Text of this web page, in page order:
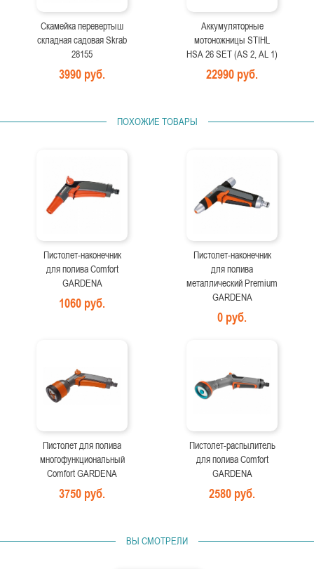
Скамейка перевертыш
складная садовая Skrab
28155
3990 руб.
Аккумуляторные
мотоножницы STIHL
HSA 26 SET (AS 2, AL 1)
22990 руб.
ПОХОЖИЕ ТОВАРЫ
Пистолет-наконечник
для полива Comfort
GARDENA
1060 руб.
Пистолет-наконечник
для полива
металлический Premium
GARDENA
0 руб.
Пистолет для полива
многофункциональный
Comfort GARDENA
3750 руб.
Пистолет-распылитель
для полива Comfort
GARDENA
2580 руб.
ВЫ СМОТРЕЛИ